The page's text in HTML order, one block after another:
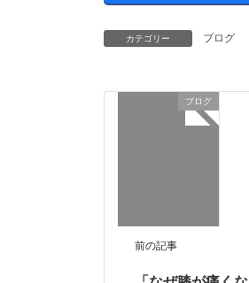
カテゴリー ブログ
ブログ
前の記事